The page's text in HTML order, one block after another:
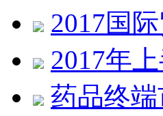
2017国
2017年
药品终